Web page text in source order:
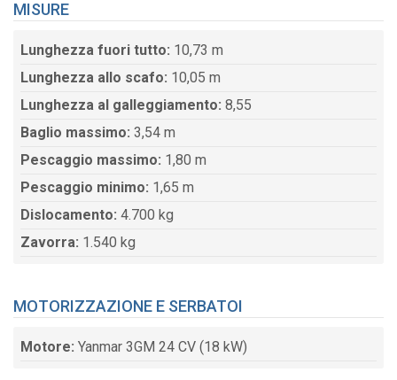
MISURE
Lunghezza fuori tutto: 10,73 m
Lunghezza allo scafo: 10,05 m
Lunghezza al galleggiamento: 8,55
Baglio massimo: 3,54 m
Pescaggio massimo: 1,80 m
Pescaggio minimo: 1,65 m
Dislocamento: 4.700 kg
Zavorra: 1.540 kg
MOTORIZZAZIONE E SERBATOI
Motore: Yanmar 3GM 24 CV (18 kW)